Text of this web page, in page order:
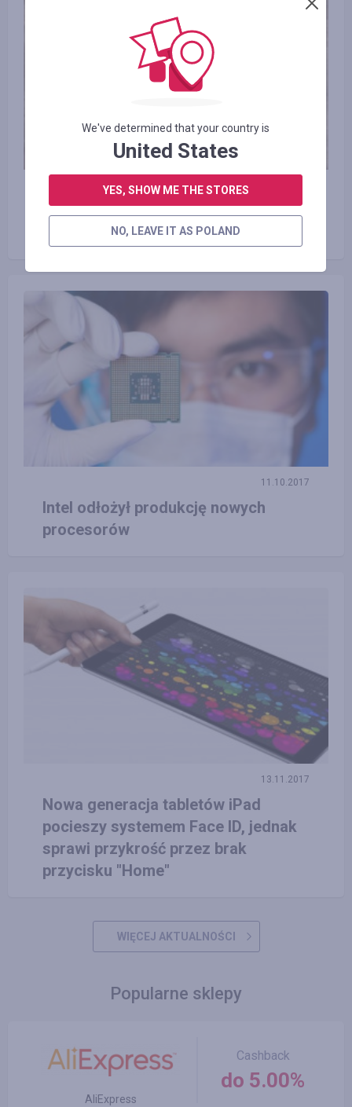
Jak wygląda najbardziej miniaturowy
telefon komórkowy na świecie?
11.10.2017
Intel odłożył produkcję nowych
procesorów
13.11.2017
Nowa generacja tabletów iPad
pocieszy systemem Face ID, jednak
sprawi przykrość przez brak
przycisku "Home"
WIĘCEJ AKTUALNOŚCI
Popularne sklepy
AliExpress
Cashback
do 5.00%
We've determined that your country is
United States
YES, SHOW ME THE STORES
NO, LEAVE IT AS POLAND